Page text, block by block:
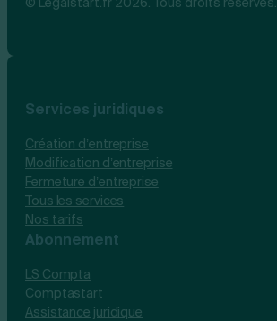
Services juridiques
Création d’entreprise
Modification d’entreprise
Fermeture d’entreprise
Tous les services
Nos tarifs
Abonnement
LS Compta
Comptastart
Assistance juridique